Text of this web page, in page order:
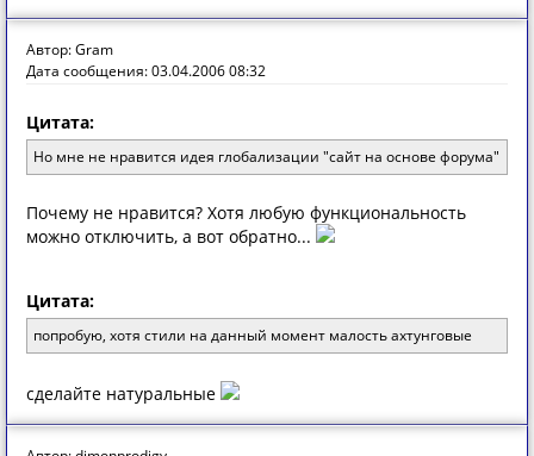
Автор: Gram
Дата сообщения: 03.04.2006 08:32
Цитата:
Но мне не нравится идея глобализации "сайт на основе форума"
Почему не нравится? Хотя любую функциональность
можно отключить, а вот обратно...
Цитата:
попробую, хотя стили на данный момент малость ахтунговые
сделайте натуральные